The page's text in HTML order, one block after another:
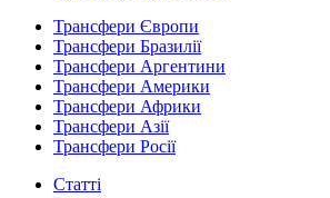
Трансфери Європи
Трансфери Бразилії
Трансфери Аргентини
Трансфери Америки
Трансфери Африки
Трансфери Азії
Трансфери Росії
Статті